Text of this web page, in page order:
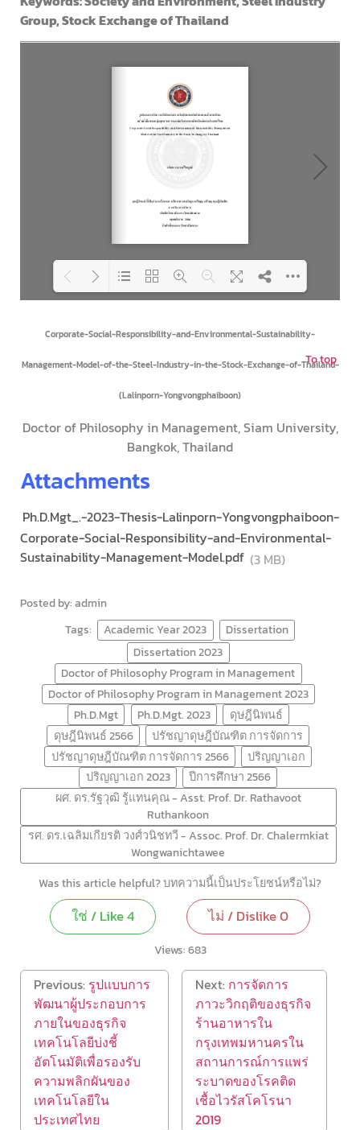
Group, Stock Exchange of Thailand
Corporate-Social-Responsibility-and-Environmental-Sustainability-
Management-Model-of-the-Steel-Industry-in-the-Stock-Exchange-of-Thailand-
(Lalinporn-Yongvongphaiboon)
To top
Doctor of Philosophy in Management, Siam University,
Bangkok, Thailand
Attachments
Ph.D.Mgt_.-2023-Thesis-Lalinporn-Yongvongphaiboon-
Corporate-Social-Responsibility-and-Environmental-
Sustainability-Management-Model.pdf (3 MB)
Posted by: admin
Tags:
Academic Year 2023
Dissertation
Dissertation 2023
Doctor of Philosophy Program in Management
Doctor of Philosophy Program in Management 2023
Ph.D.Mgt
Ph.D.Mgt. 2023
ดุษฎีนิพนธ์
ดุษฎีนิพนธ์ 2566
ปรัชญาดุษฎีบัณฑิต การจัดการ
ปรัชญาดุษฎีบัณฑิต การจัดการ 2566
ปริญญาเอก
ปริญญาเอก 2023
ปีการศึกษา 2566
ผศ. ดร.รัฐวุฒิ รู้แทนคุณ - Asst. Prof. Dr. Rathavoot
Ruthankoon
รศ. ดร.เฉลิมเกียรติ วงศ์วนิชทวี - Assoc. Prof. Dr. Chalermkiat
Wongwanichtawee
Was this article helpful? บทความนี้เป็นประโยชน์หรือไม่?
ใช่ / Like4 ไม่ / Dislike0
Views:683
Previous: รูปแบบการ
พัฒนาผู้ประกอบการ
ภายในของธุรกิจ
เทคโนโลยีบ่งชี้
อัตโนมัติเพื่อรองรับ
ความพลิกผันของ
เทคโนโลยีใน
ประเทศไทย
Next: การจัดการ
ภาวะวิกฤติของธุรกิจ
ร้านอาหารใน
กรุงเทพมหานครใน
สถานการณ์การแพร่
ระบาดของโรคติด
เชื้อไวรัสโคโรนา
2019